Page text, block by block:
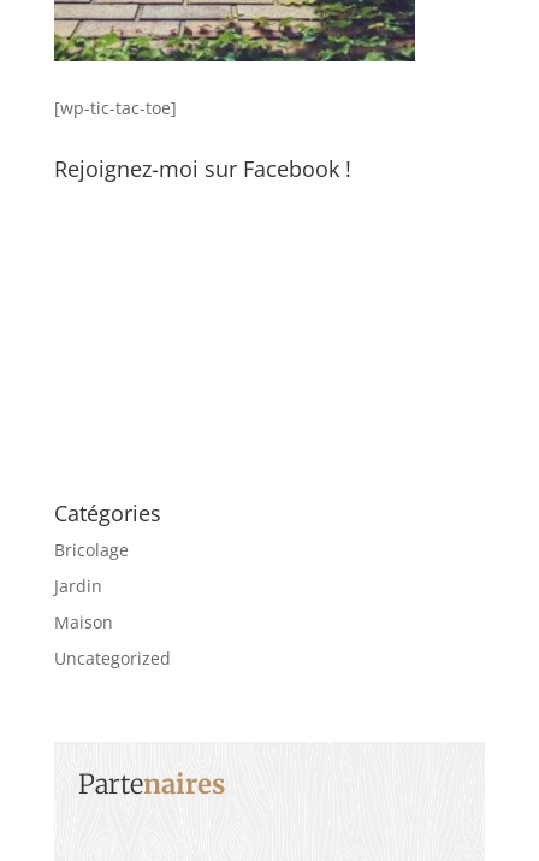
[wp-tic-tac-toe]
Rejoignez-moi sur Facebook !
Catégories
Bricolage
Jardin
Maison
Uncategorized
Partenaires